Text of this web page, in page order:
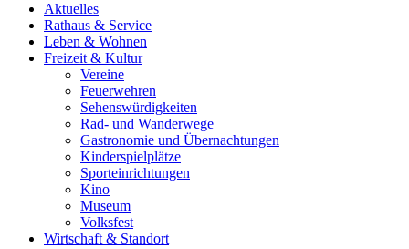
Aktuelles
Rathaus & Service
Leben & Wohnen
Freizeit & Kultur
Vereine
Feuerwehren
Sehenswürdigkeiten
Rad- und Wanderwege
Gastronomie und Übernachtungen
Kinderspielplätze
Sporteinrichtungen
Kino
Museum
Volksfest
Wirtschaft & Standort